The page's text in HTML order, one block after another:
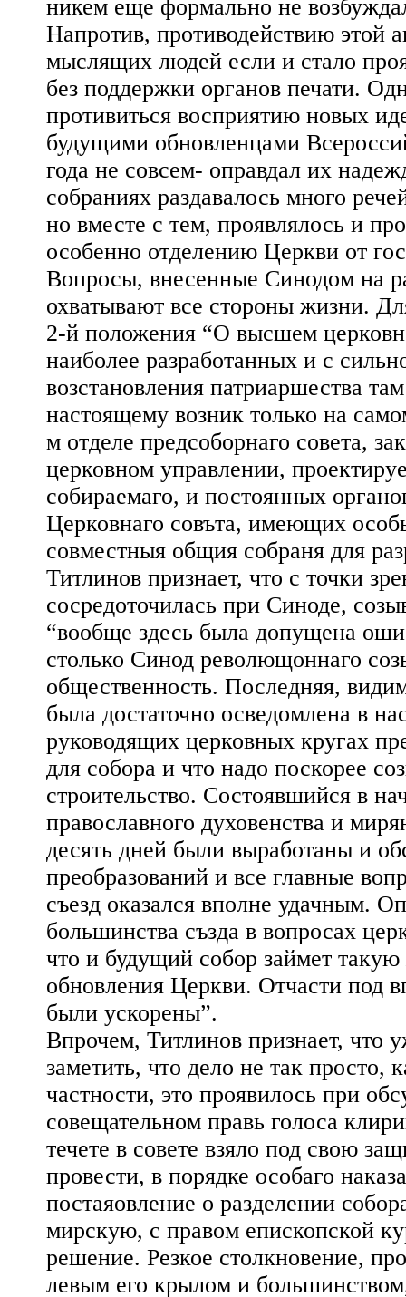
никем еще формально не
Напротив, противодействию этой
мыслящих людей если и стало
без поддержки органов печати.
противиться восприятию новых
будущими обновленцами
года не совсем- оправдал их
собраниях раздавалось много
но вместе с тем, проявлялось и
особенно отделению Церкви от
Вопросы, внесенные Синодом на
охватывают все стороны жизни.
2-й положения “О высшем
наиболее разработанных и с
возстановления патриаршества
настоящему возник только на
м отделе предсоборнаго совета,
церковном управлении,
собираемаго, и постоянных
Церковнаго совъта, имеющих
совместныя общия собраня для
Титлинов признает, что с точки
сосредоточилась при Синоде,
“вообще здесь была допущена
столько Синод револющоннаго
общественность. Последняя,
была достаточно осведомлена в
руководящих церковных кругах
для собора и что надо поскорее
строительство. Состоявшийся в
православного духовенства и
десять дней были выработаны и
преобразований и все главные
съезд оказался вполне удачным.
большинства създа в вопросах
что и будущий собор займет
обновления Церкви. Отчасти под
были ускорены”.
Впрочем, Титлинов признает, что
заметить, что дело не так просто,
частности, это проявилось при
совещательном правь голоса
течете в совете взяло под свою
провести, в порядке особаго
постаяовление о разделении
мирскую, с правом епископской
решение. Резкое столкновение,
левым его крылом и